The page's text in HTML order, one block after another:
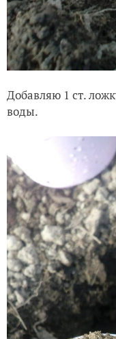
Добавляю 1 ст.
воды.